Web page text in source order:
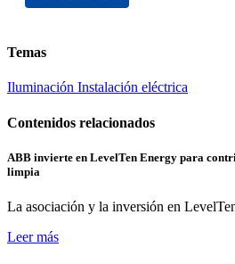
Temas
Iluminación Instalación eléctrica
Contenidos relacionados
ABB invierte en LevelTen Energy para
limpia
La asociación y la inversión en
Leer más